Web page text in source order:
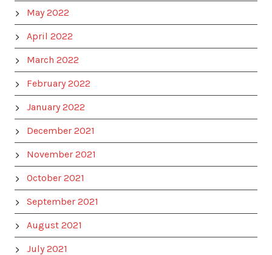
May 2022
April 2022
March 2022
February 2022
January 2022
December 2021
November 2021
October 2021
September 2021
August 2021
July 2021